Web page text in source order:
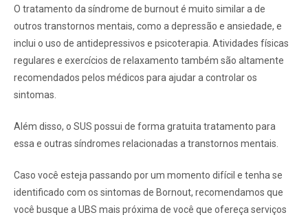
O tratamento da síndrome de burnout é muito similar a de
outros transtornos mentais, como a depressão e ansiedade, e
inclui o uso de antidepressivos e psicoterapia. Atividades físicas
regulares e exercícios de relaxamento também são altamente
recomendados pelos médicos para ajudar a controlar os
sintomas.
Além disso, o SUS possui de forma gratuita tratamento para
essa e outras síndromes relacionadas a transtornos mentais.
Caso você esteja passando por um momento difícil e tenha se
identificado com os sintomas de Bornout, recomendamos que
você busque a UBS mais próxima de você que ofereça serviços